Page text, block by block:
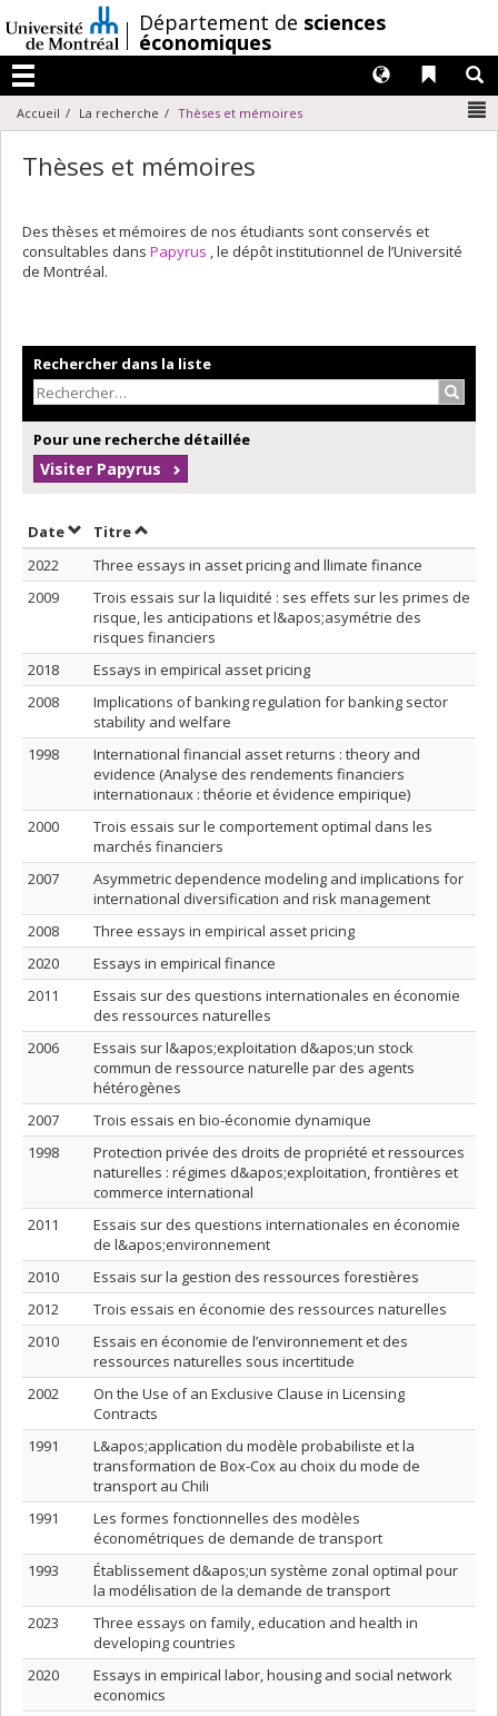
au
contenu
/Département de sciences
économiques
Menu
Liens
Langues
Accueil La recherche Thèses et mémoires
Thèses et mémoires
Des thèses et mémoires de nos étudiants sont conservés et
consultables dans Papyrus , le dépôt institutionnel de l’Université
de Montréal.
Rechercher dans la liste
Pour une recherche détaillée
Visiter Papyrus
DateTrier par date en ordre croissant
TitreTrier par titre en ordre croissant
2022
Three essays in asset pricing and llimate finance
2009
Trois essais sur la liquidité : ses effets sur les primes de
risque, les anticipations et l&apos;asymétrie des
risques financiers
2018
Essays in empirical asset pricing
2008
Implications of banking regulation for banking sector
stability and welfare
1998
International financial asset returns : theory and
evidence (Analyse des rendements financiers
internationaux : théorie et évidence empirique)
2000
Trois essais sur le comportement optimal dans les
marchés financiers
2007
Asymmetric dependence modeling and implications for
international diversification and risk management
2008
Three essays in empirical asset pricing
2020
Essays in empirical finance
2011
Essais sur des questions internationales en économie
des ressources naturelles
2006
Essais sur l&apos;exploitation d&apos;un stock
commun de ressource naturelle par des agents
hétérogènes
2007
Trois essais en bio-économie dynamique
1998
Protection privée des droits de propriété et ressources
naturelles : régimes d&apos;exploitation, frontières et
commerce international
2011
Essais sur des questions internationales en économie
de l&apos;environnement
2010
Essais sur la gestion des ressources forestières
2012
Trois essais en économie des ressources naturelles
2010
Essais en économie de l’environnement et des
ressources naturelles sous incertitude
2002
On the Use of an Exclusive Clause in Licensing
Contracts
1991
L&apos;application du modèle probabiliste et la
transformation de Box-Cox au choix du mode de
transport au Chili
1991
Les formes fonctionnelles des modèles
économétriques de demande de transport
1993
Établissement d&apos;un système zonal optimal pour
la modélisation de la demande de transport
2023
Three essays on family, education and health in
developing countries
2020
Essays in empirical labor, housing and social network
economics